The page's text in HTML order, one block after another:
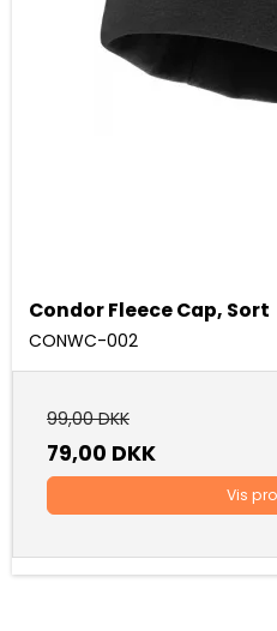
Condor Fleece Cap, Sort
CONWC-002
99,00 DKK
79,00 DKK
Vis